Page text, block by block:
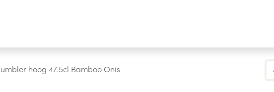
Tumbler hoog 47.5cl Bamboo Onis